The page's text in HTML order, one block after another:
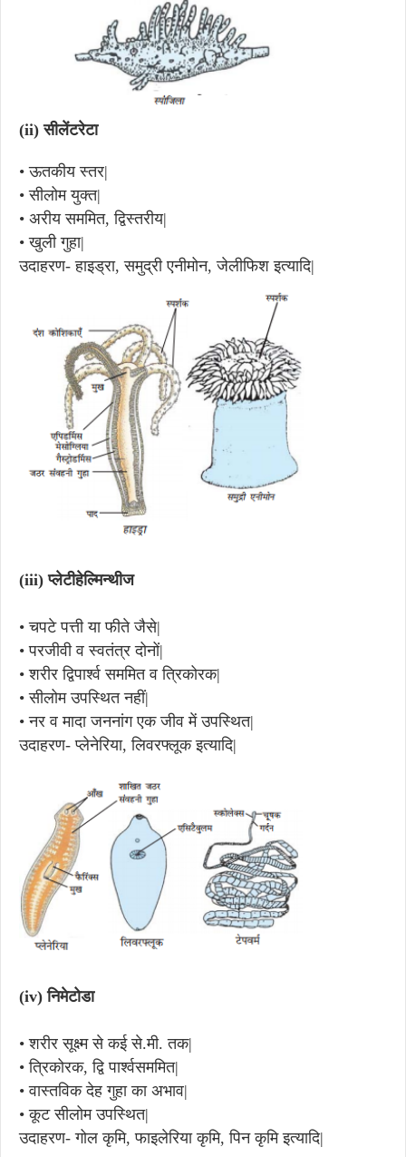
(ii) सीलेंटरेटा
• ऊतकीय स्तर|
• सीलोम युक्त|
• अरीय सममित, द्विस्तरीय|
• खुली गुहा|
उदाहरण- हाइड्रा, समुद्री एनीमोन, जेलीफिश इत्यादि|
(iii) प्लेटीहेल्मिन्थीज
• चपटे पत्ती या फीते जैसे|
• परजीवी व स्वतंत्र दोनों|
• शरीर द्विपार्श्व सममित व त्रिकोरक|
• सीलोम उपस्थित नहीं|
• नर व मादा जननांग एक जीव में उपस्थित|
उदाहरण- प्लेनेरिया, लिवरफ्लूक इत्यादि|
(iv) निमेटोडा
• शरीर सूक्ष्म से कई से.मी. तक|
• त्रिकोरक, द्वि पार्श्वसममित|
• वास्तविक देह गुहा का अभाव|
• कूट सीलोम उपस्थित|
उदाहरण- गोल कृमि, फाइलेरिया कृमि, पिन कृमि इत्यादि|